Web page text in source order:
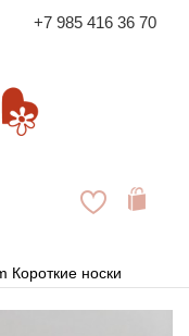
+7 985 416 36 70
Короткие носки